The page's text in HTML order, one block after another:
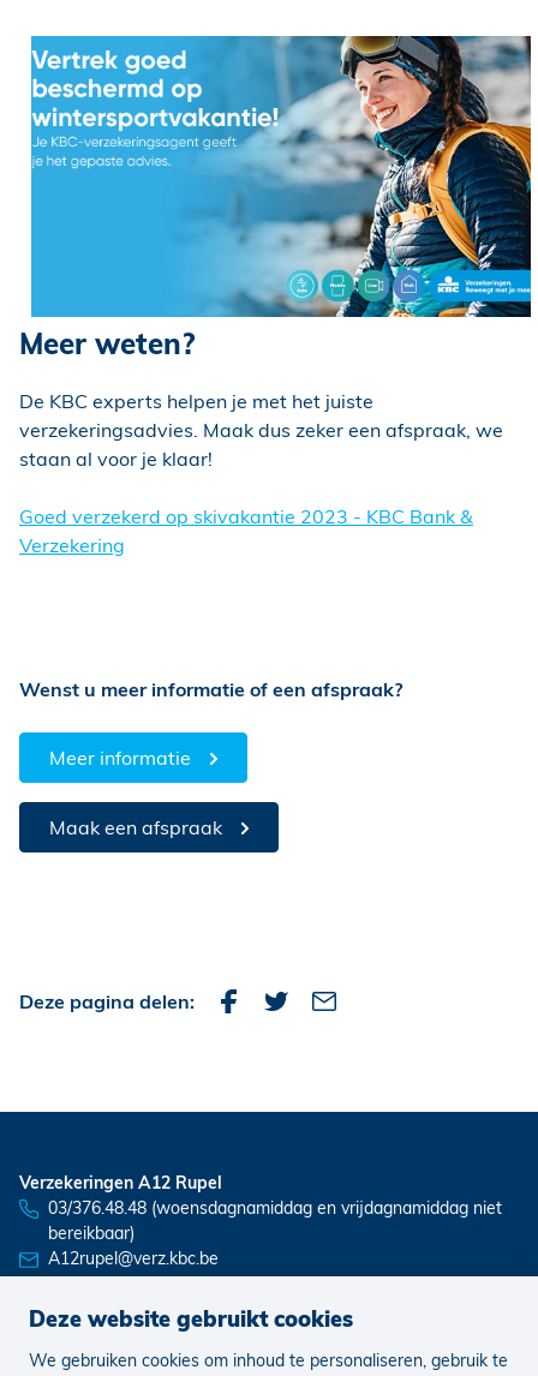
Meer weten?
De KBC experts helpen je met het juiste
verzekeringsadvies. Maak dus zeker een afspraak, we
staan al voor je klaar!
Goed verzekerd op skivakantie 2023 - KBC Bank &
Verzekering
Wenst u meer informatie of een afspraak?
Meer informatie
Maak een afspraak
Deze pagina delen:
Verzekeringen A12 Rupel
03/376.48.48 (woensdagnamiddag en vrijdagnamiddag niet
bereikbaar)
A12rupel@verz.kbc.be
Nieuws Vacatures
Deze website gebruikt cookies
We gebruiken cookies om inhoud te personaliseren, gebruik te